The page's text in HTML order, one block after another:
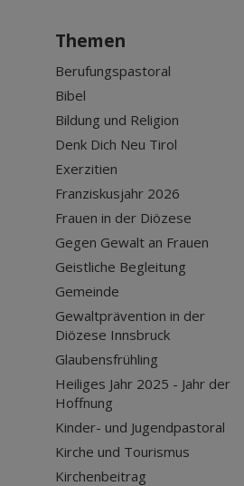
Themen
Berufungspastoral
Bibel
Bildung und Religion
Denk Dich Neu Tirol
Exerzitien
Franziskusjahr 2026
Frauen in der Diözese
Gegen Gewalt an Frauen
Geistliche Begleitung
Gemeinde
Gewaltprävention in der
Diözese Innsbruck
Glaubensfrühling
Heiliges Jahr 2025 - Jahr der
Hoffnung
Kinder- und Jugendpastoral
Kirche und Tourismus
Kirchenbeitrag